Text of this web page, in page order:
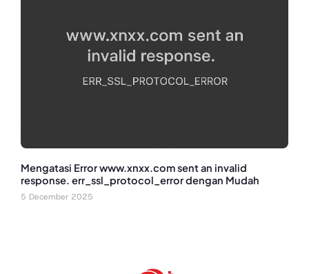
Mengatasi Error www.xnxx.com sent an invalid
response. err_ssl_protocol_error dengan Mudah
5 December 2025